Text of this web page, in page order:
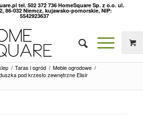
tel. 502 372 736 HomeSquare Sp. z o.o. ul.
86-032 Niemcz, kujawsko-pomorskie, NIP:
5542923637
/ Taras i ogród / Meble ogrodowe /
pod krzesło zewnętrzne Elisir